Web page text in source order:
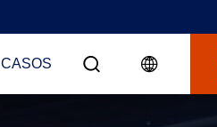
CASOS